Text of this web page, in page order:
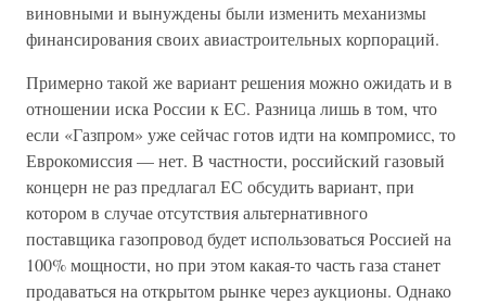
виновными и вынуждены были изменить механизмы
финансирования своих авиастроительных корпораций.
Примерно такой же вариант решения можно ожидать и в
отношении иска России к ЕС. Разница лишь в том, что
если «Газпром» уже сейчас готов идти на компромисс, то
Еврокомиссия — нет. В частности, российский газовый
концерн не раз предлагал ЕС обсудить вариант, при
котором в случае отсутствия альтернативного
поставщика газопровод будет использоваться Россией на
100% мощности, но при этом какая-то часть газа станет
продаваться на открытом рынке через аукционы. Однако